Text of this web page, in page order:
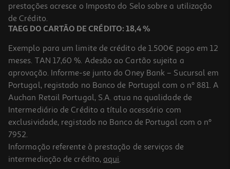
2,39 €
Ice Tea Fuze Tea Lima & Menta 1.5l (sdr)
prestações acresce o Imposto do Selo sobre a utilização
de Crédito.
TAEG DO CARTÃO DE CRÉDITO: 18,4 %
Exemplo para um limite de crédito de 1.500€ pago em 12
meses. TAN 17,60 %. Adesão ao Cartão sujeita a
aprovação. Informe-se junto do Oney Bank – Sucursal em
Portugal, registado no Banco de Portugal com o nº 881. A
Auchan Retail Portugal, S.A. atua na qualidade de
Intermediário de Crédito a título acessório com
exclusividade, registado no Banco de Portugal com o nº
7952.
Informação referente à prestação de serviços de
intermediação de crédito, aqui.